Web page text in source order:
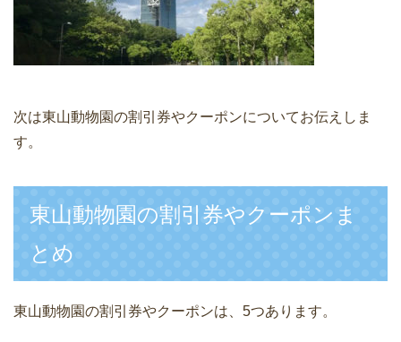
次は東山動物園の割引券やクーポンについてお伝えしま
す。
東山動物園の割引券やクーポンま
とめ
東山動物園の割引券やクーポンは、5つあります。